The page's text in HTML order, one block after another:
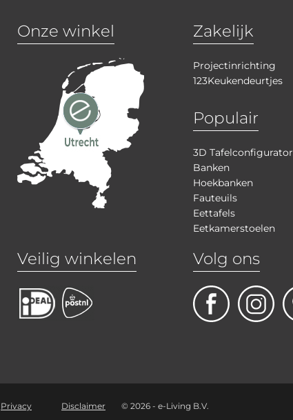
Onze winkel Zakelijk
Projectinrichting
123Keukendeurtjes
Populair
3D Tafelconfigurator
Banken
Hoekbanken
Fauteuils
Eettafels
Eetkamerstoelen
Veilig winkelen Volg ons
Privacy Disclaimer © 2026 - e-Living B.V.